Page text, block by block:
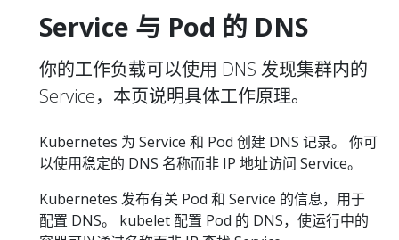
Service 与 Pod 的 DNS
你的工作负载可以使用 DNS 发现集群内的
Service，本页说明具体工作原理。
Kubernetes 为 Service 和 Pod 创建 DNS 记录。 你可
以使用稳定的 DNS 名称而非 IP 地址访问 Service。
Kubernetes 发布有关 Pod 和 Service 的信息，用于
配置 DNS。 kubelet 配置 Pod 的 DNS，使运行中的